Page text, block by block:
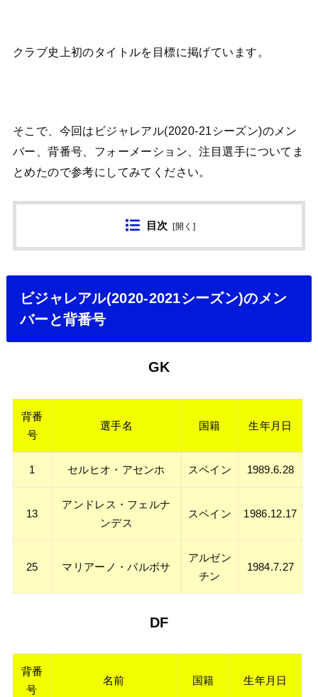
クラブ史上初のタイトルを目標に掲げています。
そこで、今回はビジャレアル(2020-21シーズン)のメン
バー、背番号、フォーメーション、注目選手についてま
とめたので参考にしてみてください。
目次 [開く ]
ビジャレアル(2020-2021シーズン)のメン
バーと背番号
GK
背番
号
選手名 国籍 生年月日
1 セルヒオ・アセンホ スペイン 1989.6.28
13
アンドレス・フェルナ
ンデス
スペイン 1986.12.17
25 マリアーノ・バルボサ
アルゼン
チン
1984.7.27
DF
背番
号
名前 国籍 生年月日